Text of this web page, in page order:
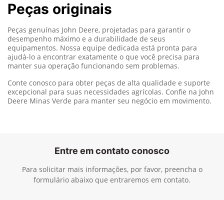
Peças originais
Peças genuínas John Deere, projetadas para garantir o
desempenho máximo e a durabilidade de seus
equipamentos. Nossa equipe dedicada está pronta para
ajudá-lo a encontrar exatamente o que você precisa para
manter sua operação funcionando sem problemas.
Conte conosco para obter peças de alta qualidade e suporte
excepcional para suas necessidades agrícolas. Confie na John
Deere Minas Verde para manter seu negócio em movimento.
Entre em contato conosco
Para solicitar mais informações, por favor, preencha o
formulário abaixo que entraremos em contato.